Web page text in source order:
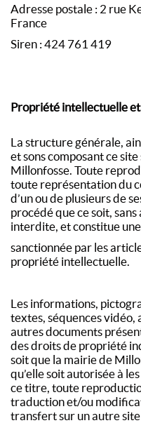
Adresse postale : 2 rue
France
Siren : 424 761 419
Propriété intellectuelle
La structure générale,
et sons composant ce
Millonfosse. Toute
toute représentation du
d’un ou de plusieurs de
procédé que ce soit,
interdite, et constitue
sanctionnée par les
propriété intellectuelle.
Les informations,
textes, séquences vidéo,
autres documents
des droits de propriété
soit que la mairie de
qu’elle soit autorisée à
ce titre, toute
traduction et/ou
transfert sur un autre